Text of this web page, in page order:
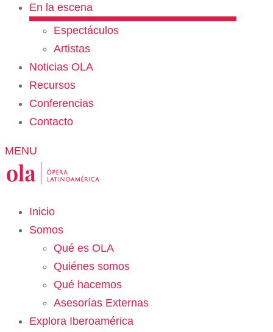
En la escena
Espectáculos
Artistas
Noticias OLA
Recursos
Conferencias
Contacto
MENU
Inicio
Somos
Qué es OLA
Quiénes somos
Qué hacemos
Asesorías Externas
Explora Iberoamérica